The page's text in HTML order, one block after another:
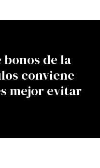
bonos de la
conviene
mejor evitar